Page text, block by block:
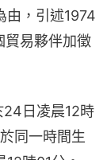
由，引述1974
貿易夥伴加徵
24日凌晨12時
同一時間生